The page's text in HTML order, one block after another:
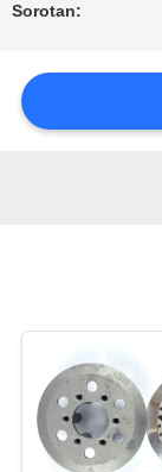
PRIVACY
Sorotan: